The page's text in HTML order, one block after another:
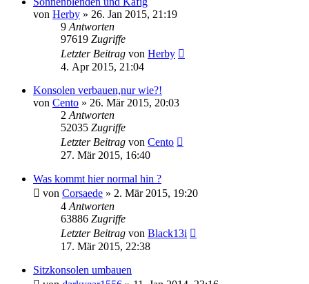
von Herby » 26. Jan 2015, 21:19
9 Antworten
97619 Zugriffe
Letzter Beitrag von Herby
4. Apr 2015, 21:04
Konsolen verbauen,nur wie?!
von Cento » 26. Mär 2015, 20:03
2 Antworten
52035 Zugriffe
Letzter Beitrag von Cento
27. Mär 2015, 16:40
Was kommt hier normal hin ?
von Corsaede » 2. Mär 2015, 19:20
4 Antworten
63886 Zugriffe
Letzter Beitrag von Black13i
17. Mär 2015, 22:38
Sitzkonsolen umbauen